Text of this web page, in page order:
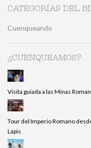
CATEGORÍAS DEL
Cuenqueando
¿CUENQUEAMOS?
Visita guiada a las Minas
Tour del Imperio Romano
Lapis